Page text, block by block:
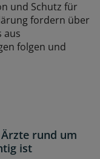
und Schutz für
fordern über
aus
folgen und
rund um
ist